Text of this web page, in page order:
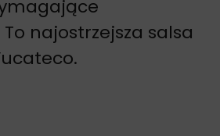
najostrzejsza salsa